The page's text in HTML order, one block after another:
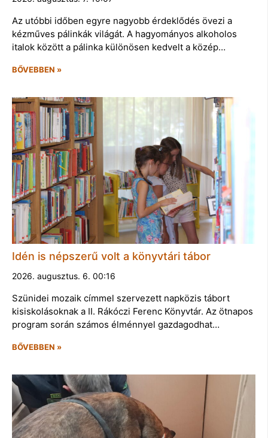
Az utóbbi időben egyre nagyobb érdeklődés övezi a
kézműves pálinkák világát. A hagyományos alkoholos
italok között a pálinka különösen kedvelt a közép…
BŐVEBBEN »
Idén is népszerű volt a könyvtári tábor
2026. augusztus. 6. 00:16
Szünidei mozaik címmel szervezett napközis tábort
kisiskolásoknak a II. Rákóczi Ferenc Könyvtár. Az ötnapos
program során számos élménnyel gazdagodhat…
BŐVEBBEN »